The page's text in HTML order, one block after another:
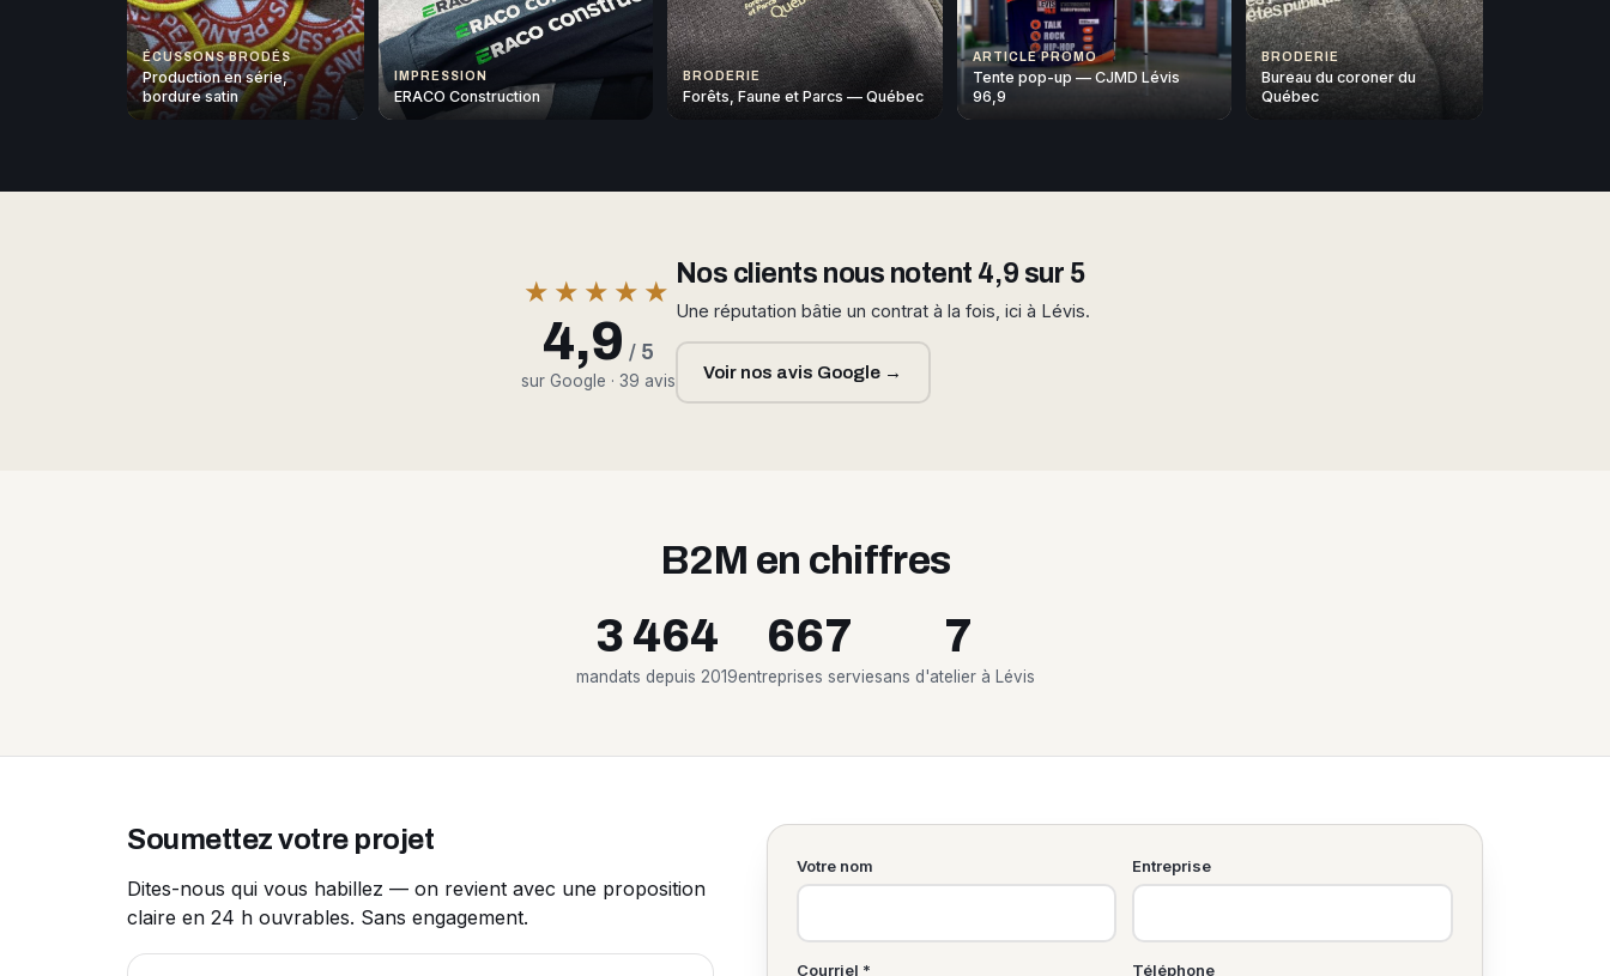
ÉCUSSONS BRODÉS
Production en série,
bordure satin
BRODERIE
Bureau du coroner du
Québec
IMPRESSION
ERACO Construction
BRODERIE
Forêts, Faune et Parcs — Québec
ARTICLE PROMO
Tente pop-up — CJMD Lévis
96,9
★★★★★
4,9 / 5
sur Google · 39 avis
Nos clients nous notent 4,9 sur 5
Une réputation bâtie un contrat à la fois, ici à Lévis.
Voir nos avis Google →
B2M en chiffres
3 464
mandats depuis 2019
667
entreprises servies
7
ans d'atelier à Lévis
Soumettez votre projet
Dites-nous qui vous habillez — on revient avec une proposition
claire en 24 h ouvrables. Sans engagement.
Votre nom Entreprise
Courriel * Téléphone